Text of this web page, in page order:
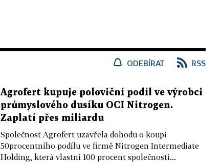
ODEBÍRAT RSS
Agrofert kupuje poloviční podíl ve výrobci
průmyslového dusíku OCI Nitrogen.
Zaplatí přes miliardu
Společnost Agrofert uzavřela dohodu o koupi
50procentního podílu ve firmě Nitrogen Intermediate
Holding, která vlastní 100 procent společnosti...